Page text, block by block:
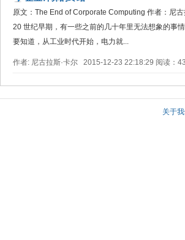
原文：The End of Corporate Computing 作者：尼
20 世纪早期，有一些之前的几十年里无法想象的事
要知道，从工业时代开始，电力就...
作者: 尼古拉斯·卡尔 2015-12-23 22:18:29 阅读：
关于